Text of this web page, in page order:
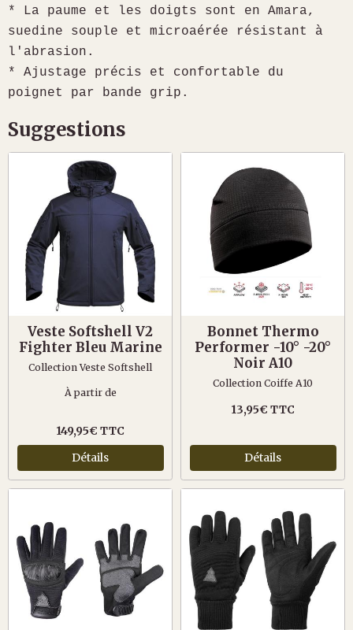
* La paume et les doigts sont en Amara,
suedine souple et microaérée résistant à
l'abrasion.
* Ajustage précis et confortable du
poignet par bande grip.
Suggestions
Veste Softshell V2
Fighter Bleu Marine
Collection Veste Softshell
À partir de
149,95€ TTC
Détails
Bonnet Thermo
Performer -10° -20°
Noir A10
Collection Coiffe A10
13,95€ TTC
Détails